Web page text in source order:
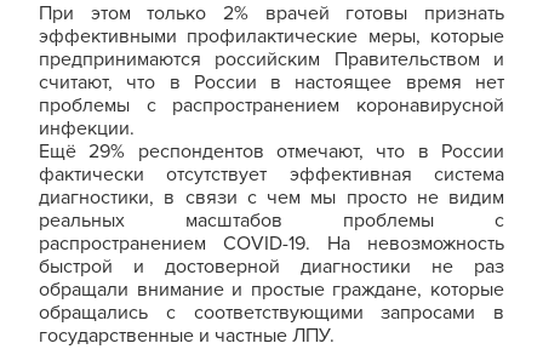
При этом только 2% врачей готовы признать
эффективными профилактические меры, которые
предпринимаются российским Правительством и
считают, что в России в настоящее время нет
проблемы с распространением коронавирусной
инфекции.
Ещё 29% респондентов отмечают, что в России
фактически отсутствует эффективная система
диагностики, в связи с чем мы просто не видим
реальных масштабов проблемы с
распространением COVID-19. На невозможность
быстрой и достоверной диагностики не раз
обращали внимание и простые граждане, которые
обращались с соответствующими запросами в
государственные и частные ЛПУ.